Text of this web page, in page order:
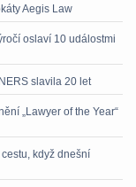
Aegis Law
oslaví 10 událostmi
slavila 20 let
„Lawyer of the Year“
když dnešní